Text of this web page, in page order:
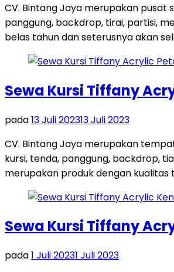
CV. Bintang Jaya merupakan
panggung, backdrop, tirai, partisi,
belas tahun dan seterusnya akan
Sewa Kursi Tiffany
pada13 Juli 202313 Juli 2023
CV. Bintang Jaya merupakan
kursi, tenda, panggung, backdrop,
merupakan produk dengan kualitas
Sewa Kursi Tiffany
pada1 Juli 20231 Juli 2023